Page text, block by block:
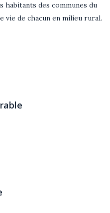
des communes du
vie de chacun en milieu rural.